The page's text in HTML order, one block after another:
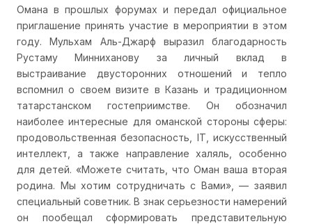
Омана в прошлых форумах и передал официальное
приглашение принять участие в мероприятии в этом
году. Мульхам Аль-Джарф выразил благодарность
Рустаму Минниханову за личный вклад в
выстраивание двусторонних отношений и тепло
вспомнил о своем визите в Казань и традиционном
татарстанском гостеприимстве. Он обозначил
наиболее интересные для оманской стороны сферы:
продовольственная безопасность, IT, искусственный
интеллект, а также направление халяль, особенно
для детей. «Можете считать, что Оман ваша вторая
родина. Мы хотим сотрудничать с Вами», — заявил
специальный советник. В знак серьезности намерений
он пообещал сформировать представительную